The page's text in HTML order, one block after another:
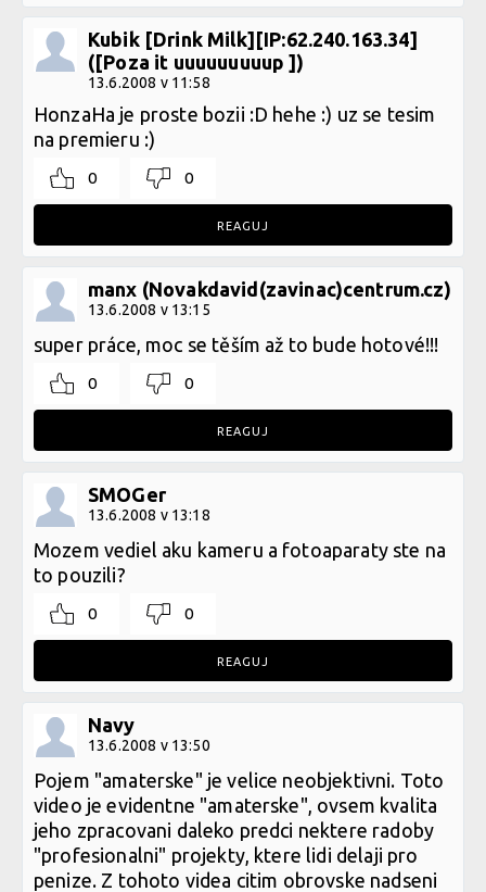
Kubik [Drink Milk][IP:62.240.163.34]
([Poza it uuuuuuuuup ])
13.6.2008 v 11:58
HonzaHa je proste bozii :D hehe :) uz se tesim
na premieru :)
0 0
REAGUJ
manx (Novakdavid(zavinac)centrum.cz)
13.6.2008 v 13:15
super práce, moc se těším až to bude hotové!!!
0 0
REAGUJ
SMOGer
13.6.2008 v 13:18
Mozem vediel aku kameru a fotoaparaty ste na
to pouzili?
0 0
REAGUJ
Navy
13.6.2008 v 13:50
Pojem "amaterske" je velice neobjektivni. Toto
video je evidentne "amaterske", ovsem kvalita
jeho zpracovani daleko predci nektere radoby
"profesionalni" projekty, ktere lidi delaji pro
penize. Z tohoto videa citim obrovske nadseni